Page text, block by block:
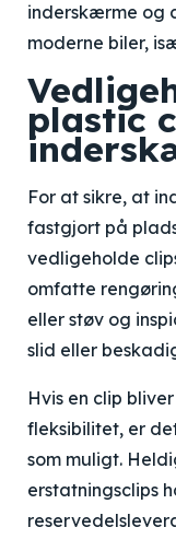
inderskærme og
moderne biler,
plastic
For at sikre, at
fastgjort på
vedligeholde
omfatte
eller støv og
slid eller
Hvis en clip
fleksibilitet, er
som muligt.
erstatningsclips